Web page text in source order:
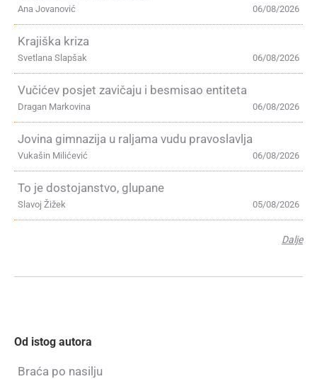
06/08/2026
Ana Jovanović
Krajiška kriza
06/08/2026
Svetlana Slapšak
Vučićev posjet zavičaju i besmisao entiteta
06/08/2026
Dragan Markovina
Jovina gimnazija u raljama vudu pravoslavlja
06/08/2026
Vukašin Milićević
To je dostojanstvo, glupane
05/08/2026
Slavoj Žižek
Dalje
Od istog autora
Braća po nasilju